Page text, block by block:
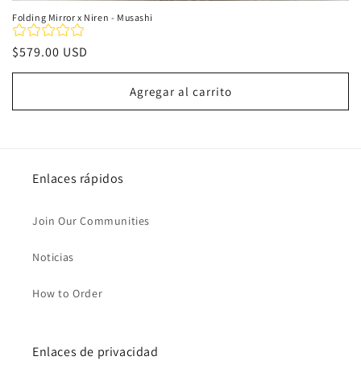
Folding Mirror x Niren - Musashi
Precio
habitual
$579.00 USD
Agregar al carrito
Enlaces rápidos
Join Our Communities
Noticias
How to Order
Enlaces de privacidad